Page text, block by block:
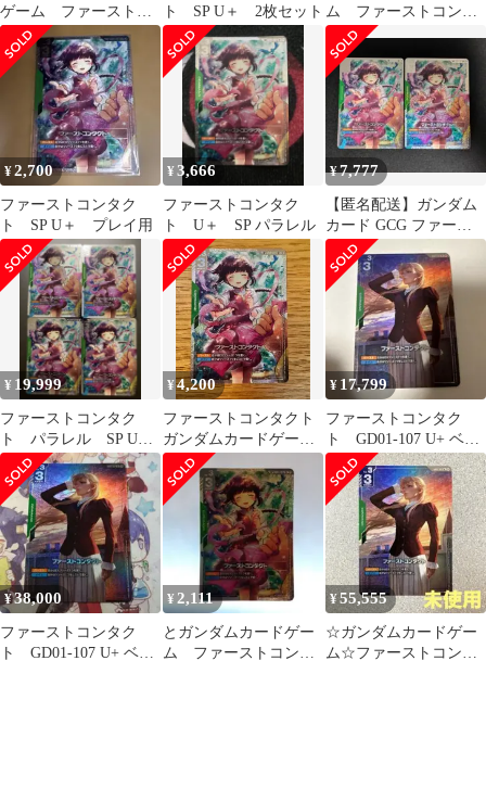
ゲーム ファーストコ
ンタクトU＋SP
ト SP U＋ 2枚セット ム ファーストコンタ
クト パラレルβ版
¥2,700
ファーストコンタク
ト SP U＋ プレイ用
¥3,666
ファーストコンタク
ト U＋ SP パラレル
¥7,777
【匿名配送】ガンダム
カード GCG ファース
トコンタクト SP パラ
レル 2枚
¥ 19,999
ファーストコンタク
ト パラレル SP U+ 4
枚
¥4,200
ファーストコンタクト
ガンダムカードゲーム
SP Steel Requiem
¥ 17,799
ファーストコンタク
ト GD01-107 U+ ベー
タ版 パラレル ガン
ダムカード
¥38,000
ファーストコンタク
ト GD01-107 U+ ベー
¥ 2,111
とガンダムカードゲー
ム ファーストコンタ
¥55,555
☆ガンダムカードゲー
ム☆ファーストコンタ